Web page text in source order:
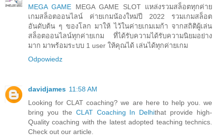
MEGA GAME MEGA GAME SLOT แหล่งรวมสล็อตทุกค่าย
เกมสล็อตออนไลน์ ค่ายเกมน้องใหม่ปี 2022 รวมเกมสล็อต
อันดับต้น ๆ ของโลก มาให้ ไว้ในค่ายเกมเมก้า จากสถิติผู้เล่น
สล็อตออนไลน์ทุกค่ายเกม ที่ได้รับความได้รับความนิยมอย่าง
มาก มาพร้อมระบบ 1 user ให้คุณได้ เล่นได้ทุกค่ายเกม
Odpowiedz
davidjames 11:58 AM
Looking for CLAT coaching? we are here to help you. we
bring you the CLAT Coaching In Delhithat provide high-
Quality coaching with the latest adopted teaching technics.
Check out our article.